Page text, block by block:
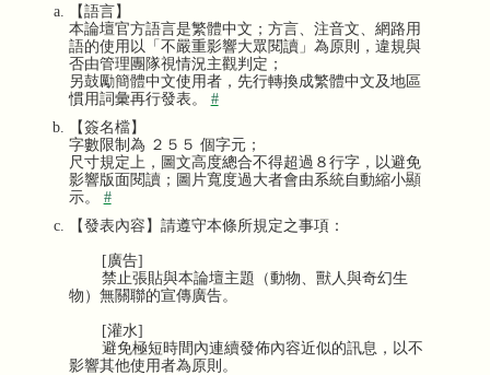
【語言】
本論壇官方語言是繁體中文；方言、注音文、網路用
語的使用以「不嚴重影響大眾閱讀」為原則，違規與
否由管理團隊視情況主觀判定；
另鼓勵簡體中文使用者，先行轉換成繁體中文及地區
慣用詞彙再行發表。 #
【簽名檔】
字數限制為 ２５５ 個字元；
尺寸規定上，圖文高度總合不得超過８行字，以避免
影響版面閱讀；圖片寬度過大者會由系統自動縮小顯
示。 #
【發表內容】請遵守本條所規定之事項：
[廣告]
禁止張貼與本論壇主題（動物、獸人與奇幻生
物）無關聯的宣傳廣告。
[灌水]
避免極短時間內連續發佈內容近似的訊息，以不
影響其他使用者為原則。